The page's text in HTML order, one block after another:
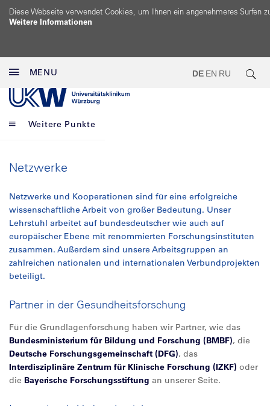
Diese Webseite verwendet Cookies, um Ihnen ein angenehmeres Surfen
Weitere Informationen
MENU DE EN RU
Weitere Punkte
Netzwerke
Netzwerke und Kooperationen sind für eine erfolgreiche
wissenschaftliche Arbeit von großer Bedeutung. Unser
Lehrstuhl arbeitet auf bundesdeutscher wie auch auf
europäischer Ebene mit renommierten Forschungsinstituten
zusammen. Außerdem sind unsere Arbeitsgruppen an
zahlreichen nationalen und internationalen Verbundprojekten
beteiligt.
Partner in der Gesundheitsforschung
Für die Grundlagenforschung haben wir Partner, wie das
Bundesministerium für Bildung und Forschung (BMBF), die
Deutsche Forschungsgemeinschaft (DFG), das
Interdisziplinäre Zentrum für Klinische Forschung (IZKF) oder
die Bayerische Forschungsstiftung an unserer Seite.